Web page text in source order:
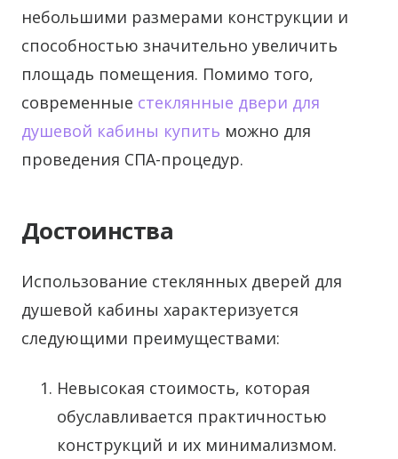
небольшими размерами конструкции и
способностью значительно увеличить
площадь помещения. Помимо того,
современные стеклянные двери для
душевой кабины купить можно для
проведения СПА-процедур.
Достоинства
Использование стеклянных дверей для
душевой кабины характеризуется
следующими преимуществами:
Невысокая стоимость, которая
обуславливается практичностью
конструкций и их минимализмом.